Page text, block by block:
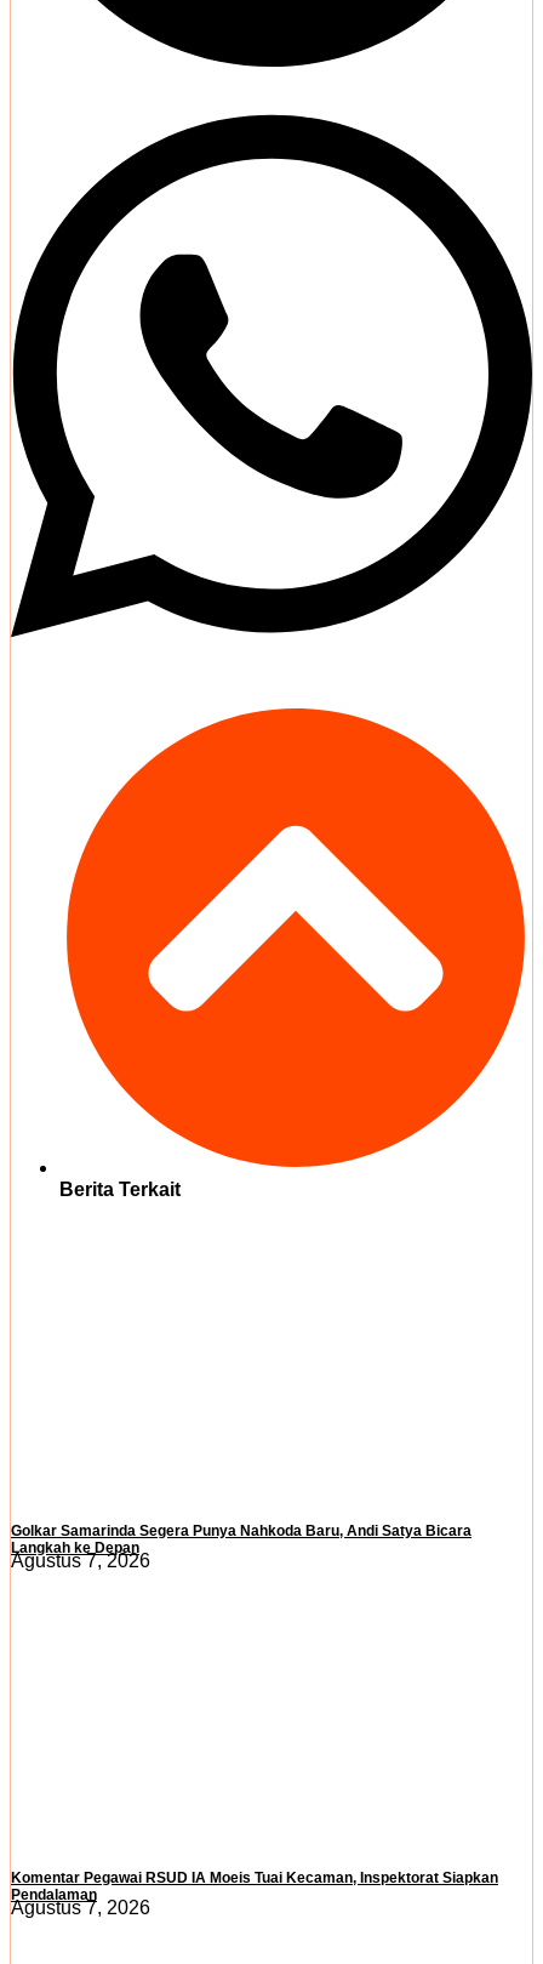
Berita Terkait
Golkar Samarinda Segera Punya Nahkoda Baru, Andi Satya Bicara
Langkah ke Depan
Agustus 7, 2026
Komentar Pegawai RSUD IA Moeis Tuai Kecaman, Inspektorat Siapkan
Pendalaman
Agustus 7, 2026